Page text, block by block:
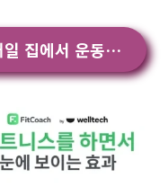
FitCoach: 개인 휘트니스, 매일 집에서 운동하기 앱 다운